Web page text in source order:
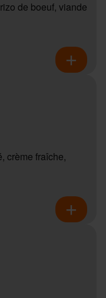
de boeuf, viande
crème fraîche,